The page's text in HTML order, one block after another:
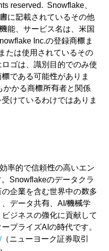
reserved. Snowflake、
に記載されているその他
能、サービス名は、米国
Inc.の登録商標ま
たは使用されているその
ゴは、識別目的でのみ使
である可能性がありま
かる商標所有者と関係
けているわけではありま
率的で信頼性の高いエン
Snowflakeのデータクラ
企業を含む世界中の数多
データ共有、AI/機械学
ジネスの強化に貢献して
プライズAIの時代です。
（ニューヨーク証券取引